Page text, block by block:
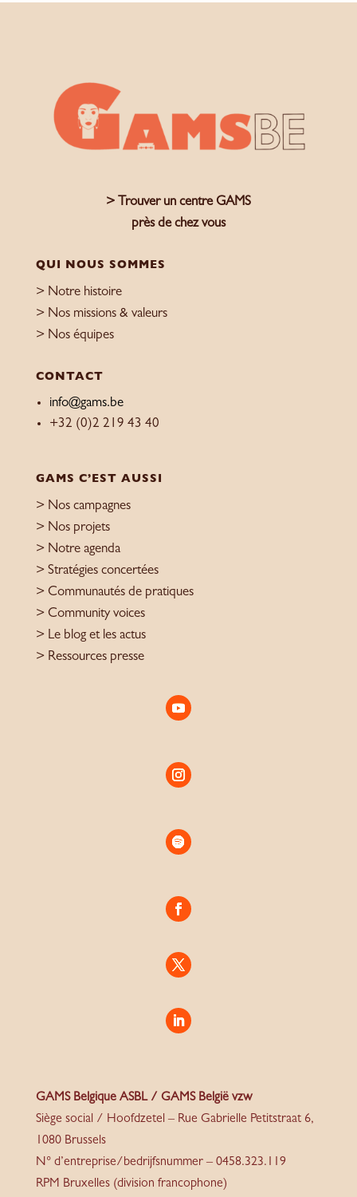
> Trouver un centre GAMS
près de chez vous
QUI NOUS SOMMES
> Notre histoire
> Nos missions & valeurs
> Nos équipes
CONTACT
info@gams.be
+32 (0)2 219 43 40
GAMS C’EST AUSSI
> Nos campagnes
> Nos projets
> Notre agenda
> Stratégies concertées
> Communautés de pratiques
> Community voices
> Le blog et les actus
> Ressources presse
GAMS Belgique ASBL / GAMS België vzw
Siège social / Hoofdzetel – Rue Gabrielle Petitstraat 6,
1080 Brussels
N° d’entreprise/bedrijfsnummer – 0458.323.119
RPM Bruxelles (division francophone)